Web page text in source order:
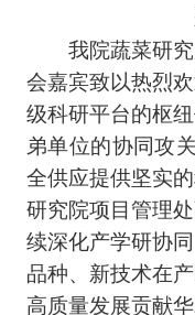
我院蔬菜研究
会嘉宾致以热烈
级科研平台的枢
弟单位的协同攻
全供应提供坚实
研究院项目管理
续深化产学研协
品种、新技术在
高质量发展贡献